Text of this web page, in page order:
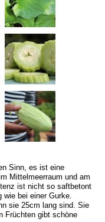
Sinn, es ist eine
Mittelmeerraum und am
ist nicht so saftbetont
wie bei einer Gurke.
sie 25cm lang sind. Sie
Früchten gibt schöne